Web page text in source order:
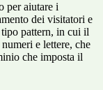
per aiutare i
dei visitatori e
pattern, in cui il
e lettere, che
che imposta il